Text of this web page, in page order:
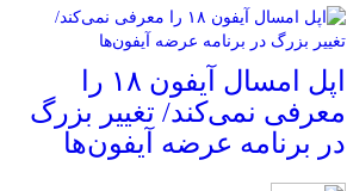
اپل امسال آیفون ۱۸ را
معرفی نمی‌کند/ تغییر بزرگ
در برنامه عرضه آیفون‌ها